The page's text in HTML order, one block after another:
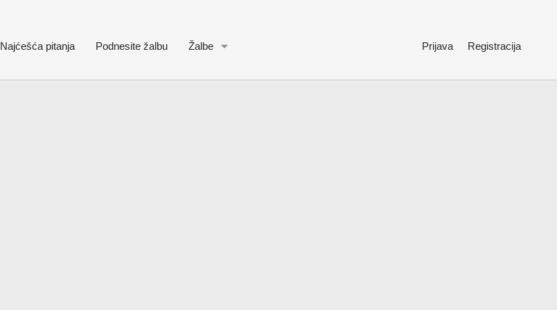
Najćešća pitanja Podnesite žalbu Žalbe Prijava Registracija